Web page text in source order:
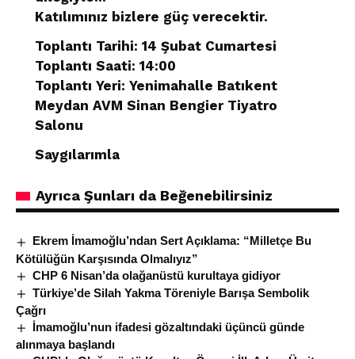
Katılımınız bizlere güç verecektir.
Toplantı Tarihi: 14 Şubat Cumartesi
Toplantı Saati: 14:00
Toplantı Yeri: Yenimahalle Batıkent
Meydan AVM Sinan Bengier Tiyatro
Salonu
Saygılarımla
Ayrıca Şunları da Beğenebilirsiniz
Ekrem İmamoğlu’ndan Sert Açıklama: “Milletçe Bu
Kötülüğün Karşısında Olmalıyız”
CHP 6 Nisan’da olağanüstü kurultaya gidiyor
Türkiye’de Silah Yakma Töreniyle Barışa Sembolik
Çağrı
İmamoğlu’nun ifadesi gözaltındaki üçüncü günde
alınmaya başlandı